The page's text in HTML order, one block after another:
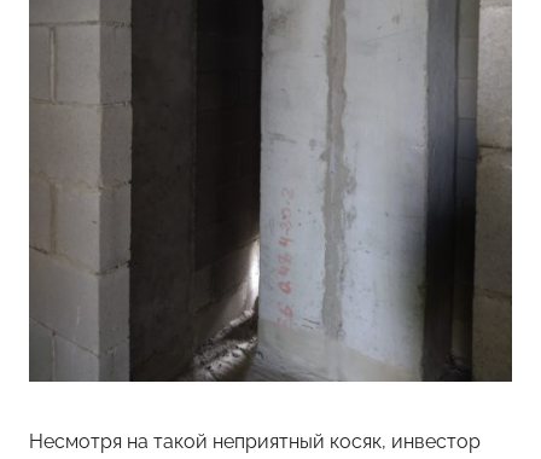
Несмотря на такой неприятный косяк, инвестор